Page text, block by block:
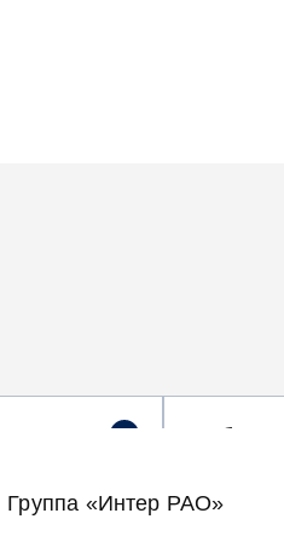
Выбрать
Группа «Интер РАО»